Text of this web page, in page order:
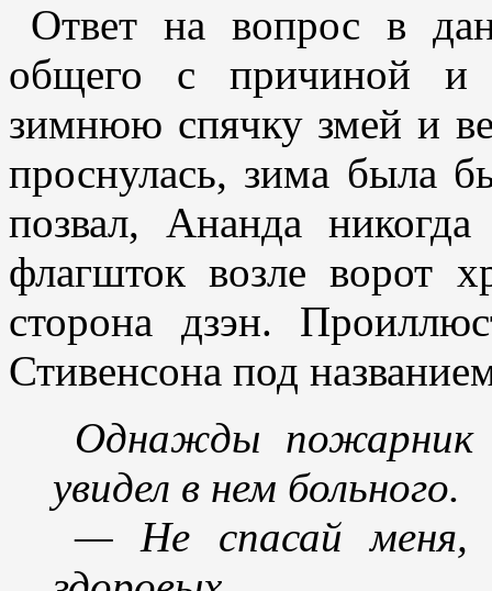
Ответ на вопрос в
общего с причиной и
зимнюю спячку змей и
проснулась, зима была
позвал, Ананда
флагшток возле ворот
сторона дзэн.
Стивенсона под
Однажды пожарник
увидел в нем больного.
— Не спасай меня,